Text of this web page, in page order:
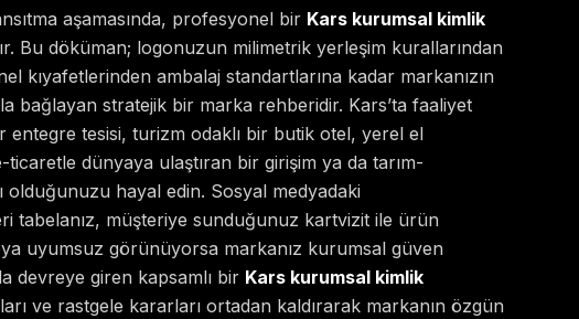
aşamasında, profesyonel bir Kars kurumsal kimlik
Bu döküman; logonuzun milimetrik yerleşim kurallarından
kıyafetlerinden ambalaj standartlarına kadar markanızın
bağlayan stratejik bir marka rehberidir. Kars’ta faaliyet
tesisi, turizm odaklı bir butik otel, yerel el
dünyaya ulaştıran bir girişim ya da tarım-
olduğunuzu hayal edin. Sosyal medyadaki
tabelanız, müşteriye sunduğunuz kartvizit ile ürün
uyumsuz görünüyorsa markanız kurumsal güven
devreye giren kapsamlı bir Kars kurumsal kimlik
ve rastgele kararları ortadan kaldırarak markanın özgün